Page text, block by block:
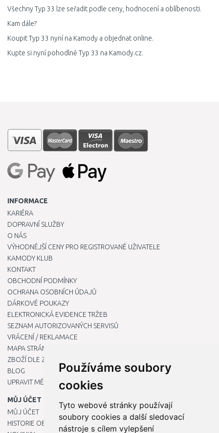
Používáme soubory
cookies
Tyto webové stránky používají
soubory cookies a další sledovací
nástroje s cílem vylepšení
Všechny Typ 33 lze seřadit podle ceny, hodnocení a oblíbenosti.
Kam dále?
Koupit Typ 33 nyní na Kamody a objednat online.
Kupte si nyní pohodlně Typ 33 na Kamody.cz.
INFORMACE
KARIÉRA
DOPRAVNÍ SLUŽBY
O NÁS
VÝHODNĚJŠÍ CENY PRO REGISTROVANÉ UŽIVATELE
KAMODY KLUB
KONTAKT
OBCHODNÍ PODMÍNKY
OCHRANA OSOBNÍCH ÚDAJŮ
DÁRKOVÉ POUKAZY
ELEKTRONICKÁ EVIDENCE TRŽEB
SEZNAM AUTORIZOVANÝCH SERVISŮ
VRÁCENÍ / REKLAMACE
MAPA STRÁNKY
ZBOŽÍ DLE ZNAČEK
BLOG
UPRAVIT MÉ PŘEDVOLBY COOKIES
MŮJ ÚČET
MŮJ ÚČET
HISTORIE OBJEDNÁVEK